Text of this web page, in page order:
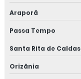
Araporã
Passa Tempo
Santa Rita de Caldas
Orizânia